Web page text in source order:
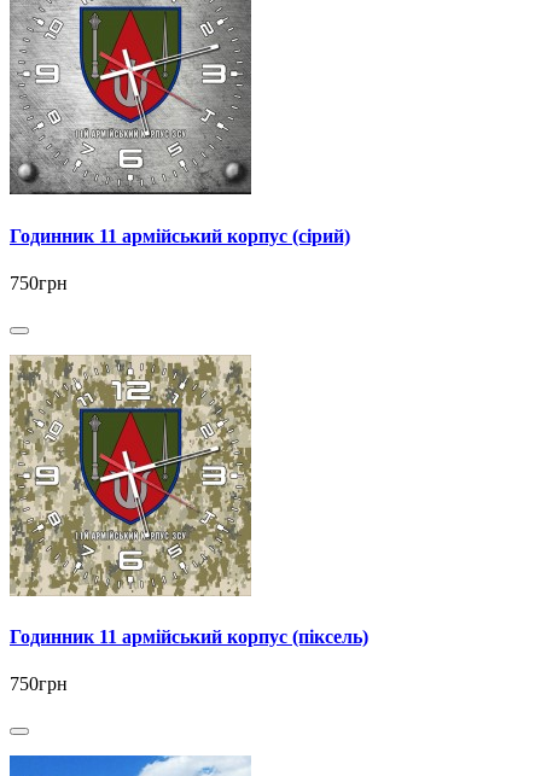
Годинник 11 армійський корпус (сірий)
750грн
Годинник 11 армійський корпус (піксель)
750грн